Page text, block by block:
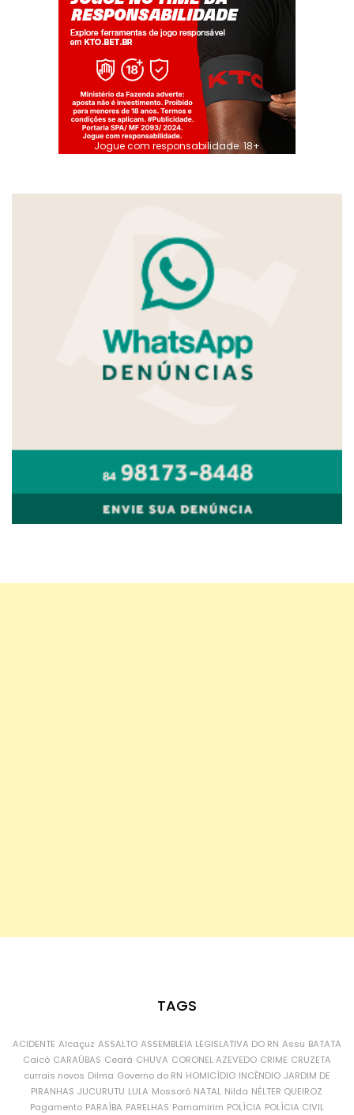
Jogue com responsabilidade. 18+
TAGS
ACIDENTE Alcaçuz ASSALTO ASSEMBLEIA LEGISLATIVA DO RN Assu BATATA
Caicó CARAÚBAS Ceará CHUVA CORONEL AZEVEDO CRIME CRUZETA
currais novos Dilma Governo do RN HOMICÍDIO INCÊNDIO JARDIM DE
PIRANHAS JUCURUTU LULA Mossoró NATAL Nilda NÉLTER QUEIROZ
Pagamento PARAÍBA PARELHAS Parnamirim POLÍCIA POLÍCIA CIVIL